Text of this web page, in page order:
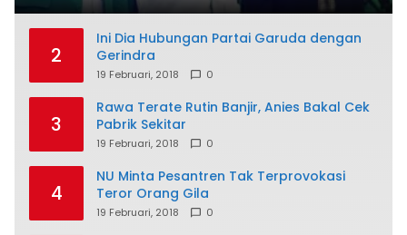
2
Ini Dia Hubungan Partai Garuda dengan
Gerindra
19 Februari, 2018 0
3
Rawa Terate Rutin Banjir, Anies Bakal Cek
Pabrik Sekitar
19 Februari, 2018 0
4
NU Minta Pesantren Tak Terprovokasi
Teror Orang Gila
19 Februari, 2018 0